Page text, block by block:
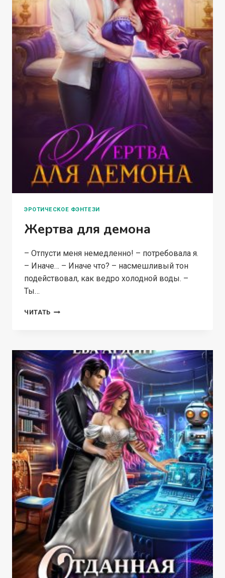
ЭРОТИЧЕСКОЕ ФЭНТЕЗИ
Жертва для демона
– Отпусти меня немедленно! – потребовала я.
– Иначе… – Иначе что? – насмешливый тон
подействовал, как ведро холодной воды. –
Ты…
ЧИТАТЬ ЖЕРТВА